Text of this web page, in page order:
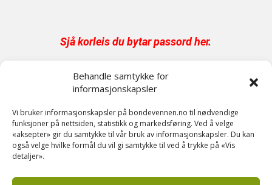
Behandle samtykke for
informasjonskapsler
Vi bruker informasjonskapsler på bondevennen.no til nødvendige
funksjoner på nettsiden, statistikk og markedsføring. Ved å velge
«aksepter» gir du samtykke til vår bruk av informasjonskapsler. Du kan
også velge hvilke formål du vil gi samtykke til ved å trykke på «Vis
detaljer».
Sjå korleis du bytar passord her.
Har du abonnement på papir er digital tilgang
inkludert.
Send oss en epost på post@bondevennen.no
for innloggingsdetaljer.
Har du spørsmål angående abonnement?